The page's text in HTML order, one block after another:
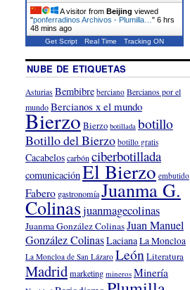
A visitor from Beijing viewed
"ponferradinos Archivos - Plumilla… " 6 hrs
48 mins ago
Get Script Real Time Tracking ON
NUBE DE ETIQUETAS
Asturias Bembibre berciano Bercianos por el
mundoBercianos x el mundo
BierzoBierzo botillada botillo
Botillo del Bierzo botillo gratis
Cacabeloscarbón ciberbotillada
comunicaciónEl Bierzo embutido
Fabero gastronomíaJuanma G.
Colinasjuanmagecolinas
Juanma González ColinasJuan Manuel
González ColinasLacianaLa Moncloa
La Moncloa de San Lázaro LeónLiteratura
Madridmarketing mineros Minería